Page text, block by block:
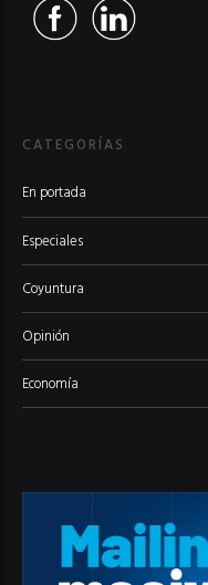
CATEGORÍAS
En portada
Especiales
Coyuntura
Opinión
Economía